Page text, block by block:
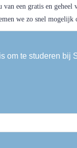
een gratis en
we zo snel mogelijk
om te studeren bij